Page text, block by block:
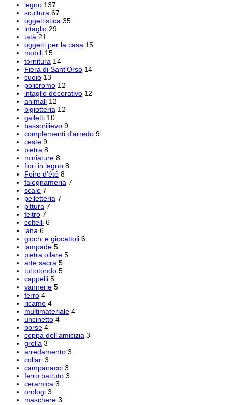
legno 137
scultura 67
oggettistica 35
intaglio 29
tatà 21
oggetti per la casa 15
mobili 15
tornitura 14
Fiera di Sant'Orso 14
cuoio 13
policromo 12
intaglio decorativo 12
animali 12
bigiotteria 12
galletti 10
bassorilievo 9
complementi d'arredo 9
ceste 9
pietra 8
miniature 8
fiori in legno 8
Foire d'été 8
falegnameria 7
scale 7
pelletteria 7
pittura 7
feltro 7
coltelli 6
lana 6
giochi e giocattoli 6
lampade 5
pietra ollare 5
arte sacra 5
tuttotondo 5
cappelli 5
vannerie 5
ferro 4
ricamo 4
multimateriale 4
uncinetto 4
borse 4
coppa dell'amicizia 3
grolla 3
arredamento 3
collari 3
campanacci 3
ferro battuto 3
ceramica 3
orologi 3
maschere 3